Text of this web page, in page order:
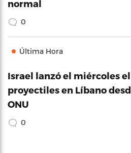
normal
0
Última Hora
Israel lanzó el miércoles
proyectiles en Líbano
ONU
0